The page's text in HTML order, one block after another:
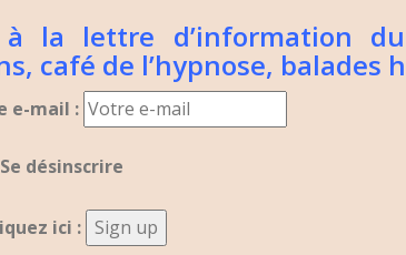
à la lettre d’information
café de l’hypnose, balades
e-mail :
Se désinscrire
ici :